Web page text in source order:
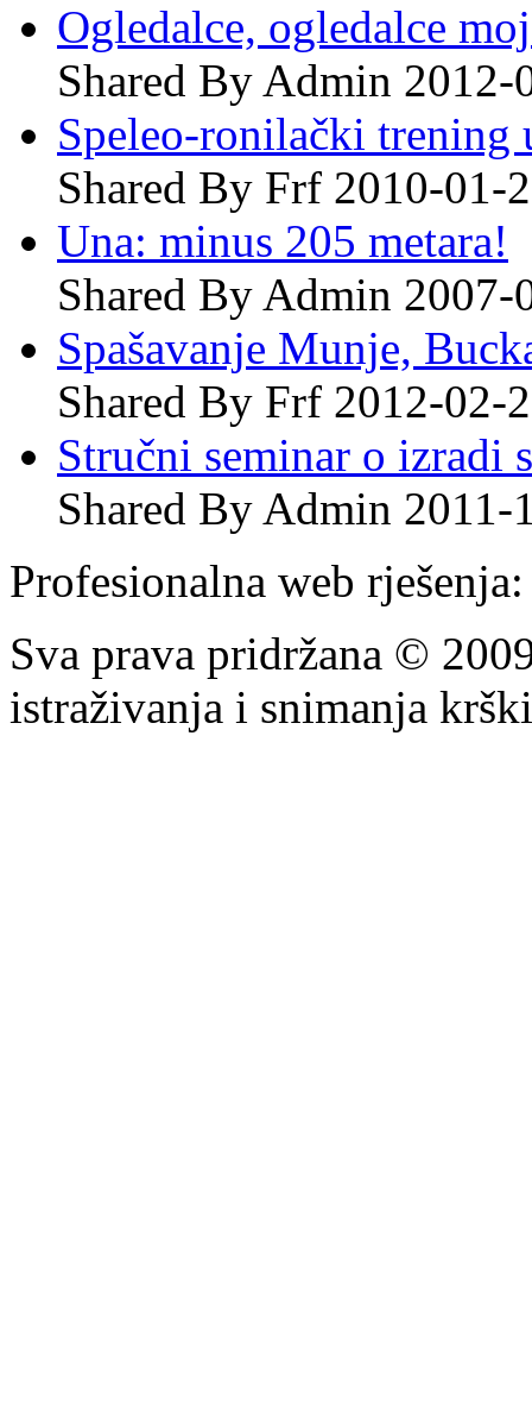
Ogledalce, ogledalce
Shared By Admin 2012-
Speleo-ronilački
Shared By Frf 2010-01-
Una: minus 205 metara!
Shared By Admin 2007-
Spašavanje Munje,
Shared By Frf 2012-02-
Stručni seminar o izradi
Shared By Admin 2011-
Profesionalna web
Sva prava pridržana ©
istraživanja i snimanja